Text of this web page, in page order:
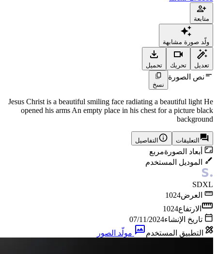
متابعة
ولّد صورة مشابهة
تعديل تحريك تحميل
نص الصورة
نسخ
Jesus Christ is a beautiful smiling face radiating a beautiful light He
opened his arms An empty place in his chest for a picture black
background
التعليقات التفاصيل
أبعاد الصورةمربع
الموديل المستخدم
SDXL
العرض1024
الارتفاع1024
تاريخ الإنشاء07/11/2024
التطبيق المستخدم
مولّد الصور